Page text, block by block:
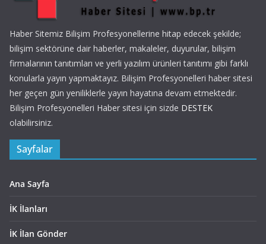
Haber Sitemiz Bilişim Profesyonellerine hitap edecek şekilde;
bilişim sektörüne dair haberler, makaleler, duyurular, bilişim
firmalarının tanıtımları ve yerli yazılım ürünleri tanıtımı gibi farklı
konularla yayın yapmaktayız. Bilişim Profesyonelleri haber sitesi
her geçen gün yeniliklerle yayın hayatına devam etmektedir.
Bilişim Profesyonelleri Haber sitesi için sizde DESTEK
olabilirsiniz.
Sayfalar
Ana Sayfa
İK İlanları
İK İlan Gönder